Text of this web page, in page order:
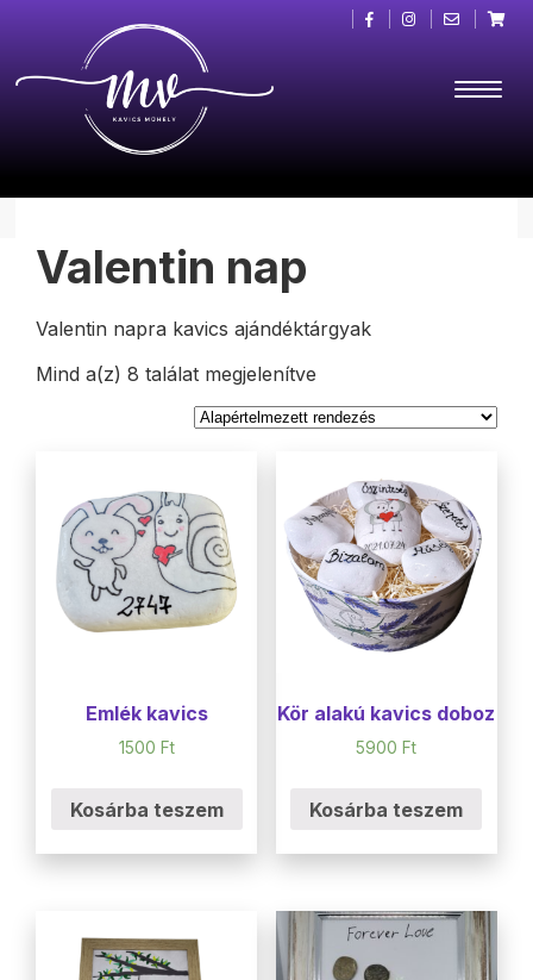
Valentin nap
Valentin napra kavics ajándéktárgyak
Mind a(z) 8 találat megjelenítve
Emlék kavics
1500 Ft
Kosárba teszem
Kör alakú kavics doboz
5900 Ft
Kosárba teszem